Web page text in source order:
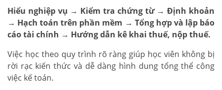
Hiểu nghiệp vụ → Kiểm tra chứng từ → Định khoản
→ Hạch toán trên phần mềm → Tổng hợp và lập báo
cáo tài chính → Hướng dẫn kê khai thuế, nộp thuế.
Việc học theo quy trình rõ ràng giúp học viên không bị
rời rạc kiến thức và dễ dàng hình dung tổng thể công
việc kế toán.